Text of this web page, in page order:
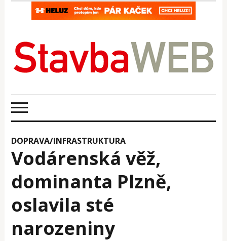
DOPRAVA/INFRASTRUKTURA
Vodárenská věž,
dominanta Plzně,
oslavila sté
narozeniny